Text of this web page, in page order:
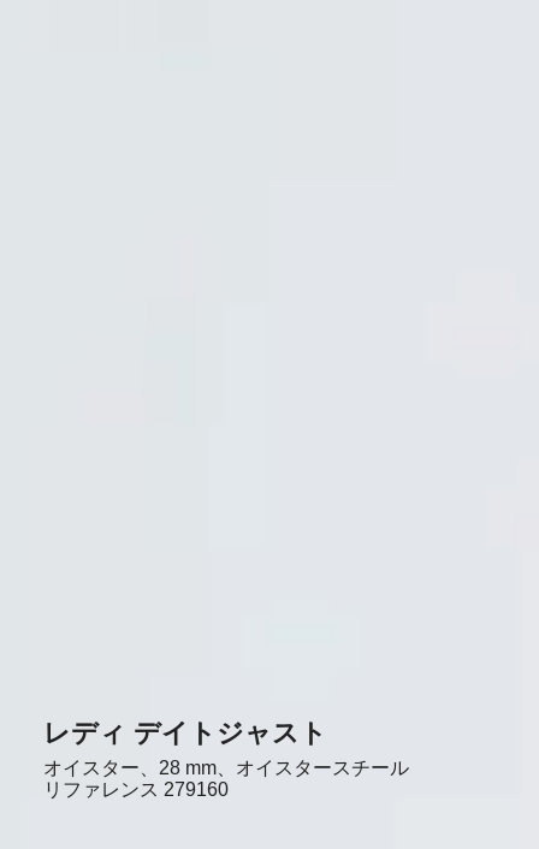
レディ デイトジャスト
オイスター、28 mm、オイスタースチール
リファレンス 279160